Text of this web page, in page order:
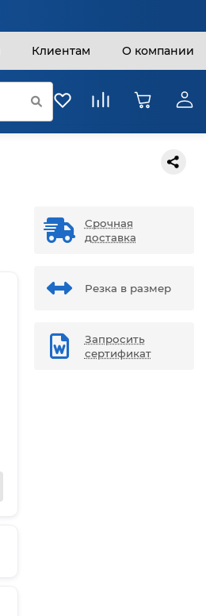
Клиентам О компании
Срочная
доставка
Резка в размер
Запросить
сертификат